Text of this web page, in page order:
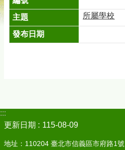
所屬學校
:::
更新日期
115-08-09
地址：110204 臺北市信義區市府路1號